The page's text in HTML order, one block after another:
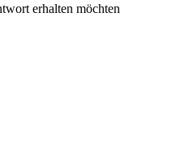
erhalten möchten